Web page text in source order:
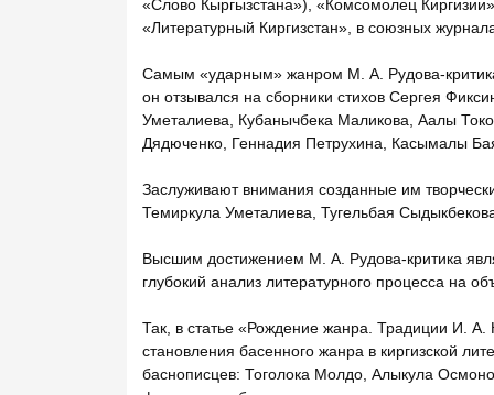
«Слово Кыргызстана»), «Комсомолец
«Литературный Киргизстан», в союзных
Самым «ударным» жанром М. А. Рудова-
он отзывался на сборники стихов Сергея
Уметалиева, Кубанычбека Маликова, Аалы
Дядюченко, Геннадия Петрухина, Касымалы
Заслуживают внимания созданные им
Темиркула Уметалиева, Тугельбая
Высшим достижением М. А. Рудова-критика
глубокий анализ литературного процесса на
Так, в статье «Рождение жанра. Традиции И. А.
становления басенного жанра в киргизской
баснописцев: Тоголока Молдо, Алыкула